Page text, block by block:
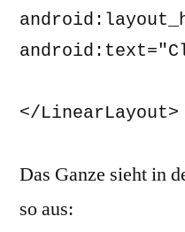
</LinearLayout>
Das Ganze sieht in
so aus: